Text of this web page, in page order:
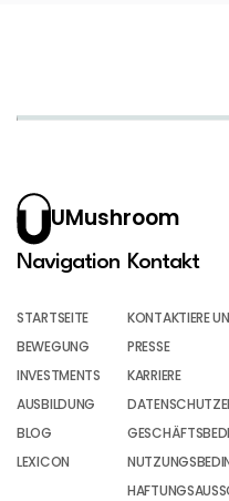
UMushroom
Navigation
STARTSEITE
BEWEGUNG
INVESTMENTS
AUSBILDUNG
BLOG
LEXICON
Kontakt
KONTAKTIERE
PRESSE
KARRIERE